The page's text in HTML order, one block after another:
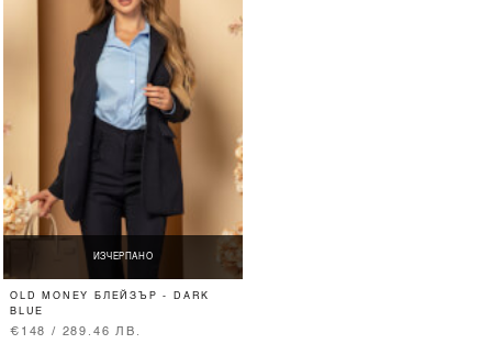
ИЗЧЕРПАНО
OLD MONEY БЛЕЙЗЪР - DARK
BLUE
€148 / 289.46 ЛВ.